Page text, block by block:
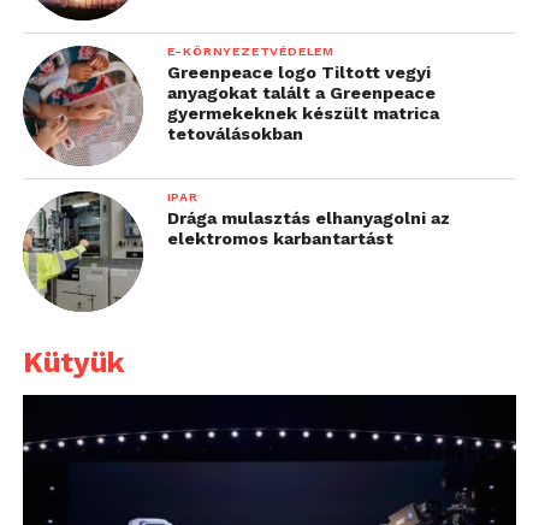
E-KÖRNYEZETVÉDELEM
Greenpeace logo Tiltott vegyi
anyagokat talált a Greenpeace
gyermekeknek készült matrica
tetoválásokban
IPAR
Drága mulasztás elhanyagolni az
elektromos karbantartást
Kütyük